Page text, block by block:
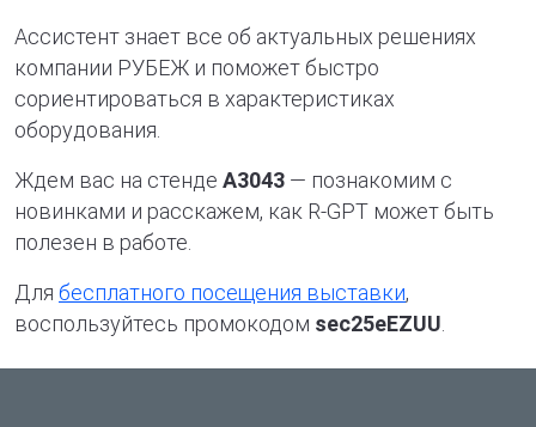
Ассистент знает все об актуальных решениях
компании РУБЕЖ и поможет быстро
сориентироваться в характеристиках
оборудования.
Ждем вас на стенде A3043 — познакомим с
новинками и расскажем, как R-GPT может быть
полезен в работе.
Для бесплатного посещения выставки,
воспользуйтесь промокодом sec25eEZUU